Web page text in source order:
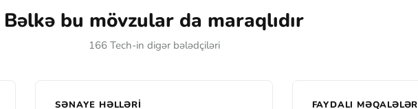
Bəlkə bu mövzular da maraqlıdır
166 Tech-in digər bələdçiləri
SƏNAYE HƏLLƏRI FAYDALI MƏQALƏLƏR